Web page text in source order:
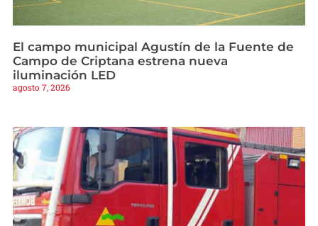
El campo municipal Agustín de la Fuente de
Campo de Criptana estrena nueva
iluminación LED
agosto 7, 2026